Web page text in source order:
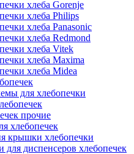
хлеба Gorenje
хлеба Philips
хлеба Panasonic
хлеба Redmond
хлеба Vitek
хлеба Maxima
хлеба Midea
для хлебопечки
прочие
хлебопечек
крышки хлебопечки
для диспенсеров хлебопечек